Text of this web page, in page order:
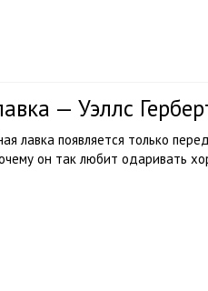
— Уэллс
лавка появляется только
он так любит одаривать